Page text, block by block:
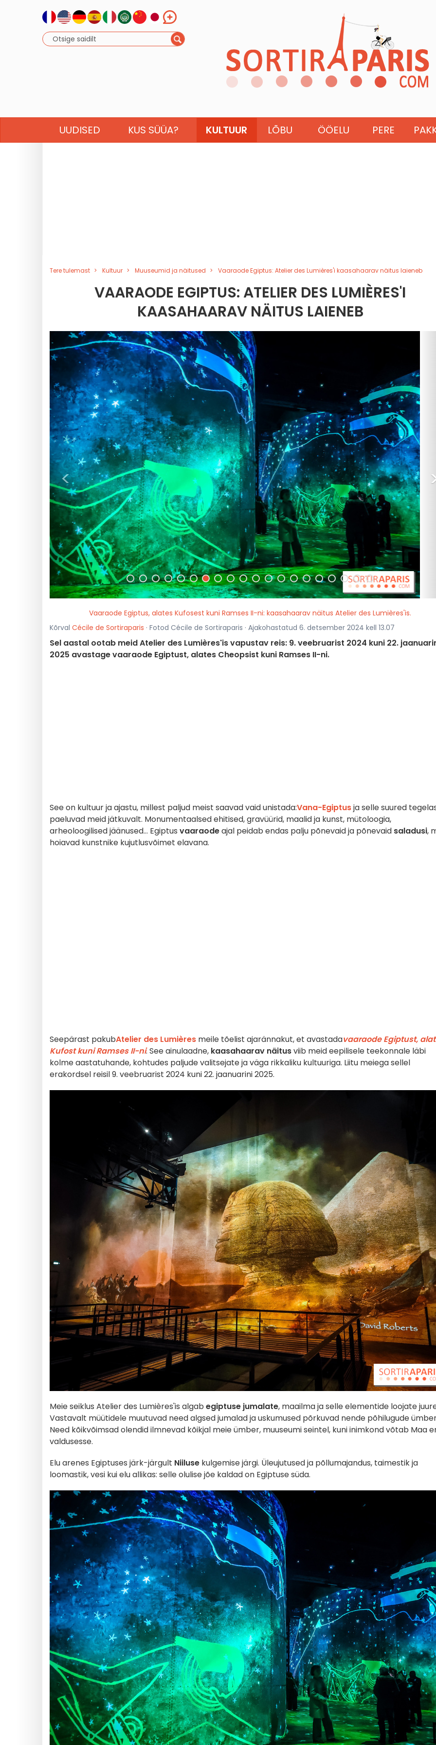
UUDISED KUS SÜÜA? KULTUUR LÕBU ÖÖELU PERE
Tere tulemast Kultuur Muuseumid ja näitused Vaaraode Egiptus: Atelier des Lumières'i kaasahaarav näitus laieneb
VAARAODE EGIPTUS: ATELIER DES LUMIÈRES'I
KAASAHAARAV NÄITUS LAIENEB
<
Vaaraode Egiptus, alates Kufosest kuni Ramses II-ni: kaasahaarav näitus Atelier des Lumières'is.
Kõrval Cécile de Sortiraparis · Fotod Cécile de Sortiraparis · Ajakohastatud 6. detsember 2024 kell 13.07
Sel aastal ootab meid Atelier des Lumières'is vapustav reis: 9. veebruarist 2024 kuni 22.
2025 avastage vaaraode Egiptust, alates Cheopsist kuni Ramses II-ni.
See on kultuur ja ajastu, millest paljud meist saavad vaid unistada:Vana-Egiptusja selle suured
paeluvad meid jätkuvalt. Monumentaalsed ehitised, gravüürid, maalid ja kunst, mütoloogia,
arheoloogilised jäänused... Egiptus vaaraodeajal peidab endas palju põnevaid ja põnevaid saladusi,
hoiavad kunstnike kujutlusvõimet elavana.
Seepärast pakubAtelier des Lumières meile tõelist ajarännakut, et avastadavaaraode Egiptust,
Kufost kuni Ramses II-ni. See ainulaadne, kaasahaarav näitusviib meid eepilisele teekonnale läbi
kolme aastatuhande, kohtudes paljude valitsejate ja väga rikkaliku kultuuriga. Liitu meiega sellel
erakordsel reisil 9. veebruarist 2024 kuni 22. jaanuarini 2025.
Meie seiklus Atelier des Lumières'is algab egiptuse jumalate, maailma ja selle elementide loojate
Vastavalt müütidele muutuvad need algsed jumalad ja uskumused põrkuvad nende põhilugude
Need kõikvõimsad olendid ilmnevad kõikjal meie ümber, muuseumi seintel, kuni inimkond võtab Maa
valdusesse.
Elu arenes Egiptuses järk-järgult Niiluse kulgemise järgi. Üleujutused ja põllumajandus, taimestik ja
loomastik, vesi kui elu allikas: selle olulise jõe kaldad on Egiptuse süda.